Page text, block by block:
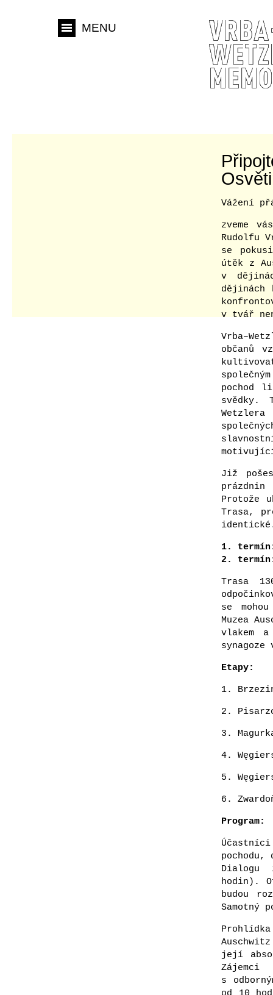
MENU
Vážení
zveme
Rudolfu
se
útěk z
v
dějinách
v tvář
občanů
pochod
svědky.
Již
prázdnin
Protože
Trasa,
1.
2.
Trasa
se
Muzea
vlakem a
Etapy:
1.
2.
3.
4.
5.
6.
Program:
Dialogu
hodin).
budou
Samotný
její
s